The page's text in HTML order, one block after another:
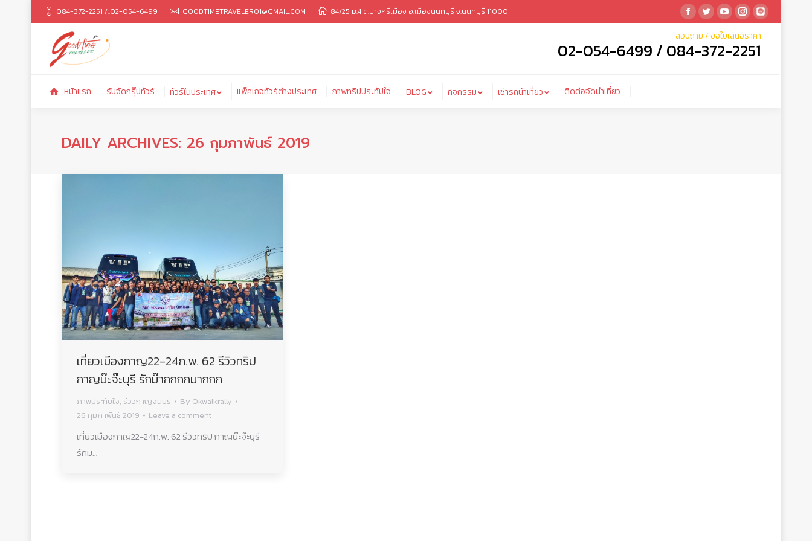
084-372-2251 /..02-054-6499 GOODTIMETRAVELER01@GMAIL.COM 84/25 ม.4 ต.บางศรีเมือง อ.เมืองนนทบุรี จ.นนทบุรี 11000 Facebook
TwitterYouTubeInstagram
Linkedin
สอบถาม / ขอใบเสนอราคา
02-054-6499 / 084-372-2251
หน้าแรก รับจัดกรุ๊ปทัวร์ ทัวร์ในประเทศ แพ็คเกจทัวร์ต่างประเทศ ภาพทริปประทัปใจ BLOG กิจกรรม เช่ารถนำเที่ยว ติดต่อจัดนำเที่ยว
DAILY ARCHIVES: 26 กุมภาพันธ์ 2019
เที่ยวเมืองกาญ22-24ก.พ. 62 รีวิวทริป
กาญน๊ะจ๊ะบุรี รักม๊ากกกกมากกก
ภาพประทับใจ, รีวิวกาญจนบุรี By Okwalkrally
26 กุมภาพันธ์ 2019
Leave a comment
เที่ยวเมืองกาญ22-24ก.พ. 62 รีวิวทริป กาญน๊ะจ๊ะบุรี
รักม…
หน้าแรก รับจัดกรุ๊ปทัวร์ ทัวร์ในประเทศ แพ็คเกจทัวร์ต่างประเทศ ภาพทริปประทัปใจ BLOG กิจกรรม เช่ารถนำเที่ยว ติดต่อจัดนำเที่ยว